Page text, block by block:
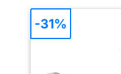
-31%